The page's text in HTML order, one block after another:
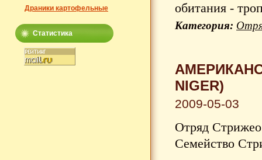
обитания -
Категория:
NIGER)
2009-05-03
Отряд
Семейство
Драники картофельные
Статистика